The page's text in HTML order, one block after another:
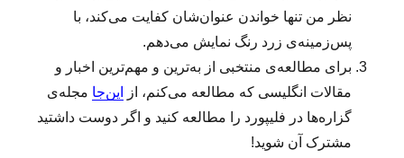
نظر من تنها خواندن عنوان‌شان کفایت می‌کند، با
پس‌زمینه‌ی زرد رنگ نمایش می‌دهم.
برای مطالعه‌ی منتخبی از به‌ترین و مهم‌ترین اخبار و
مقالات انگلیسی که مطالعه می‌کنم، از
این‌جا مجله‌ی
گزاره‌ها در فلیپورد را مطالعه کنید و اگر دوست داشتید
مشترک آن شوید!